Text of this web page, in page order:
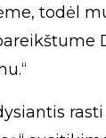
todėl